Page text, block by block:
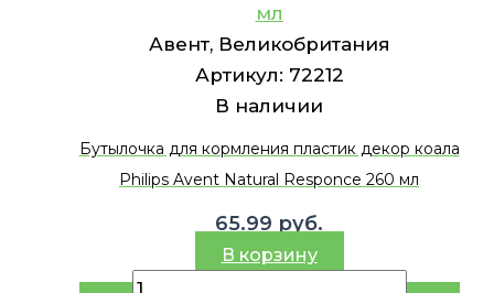
мл
Авент, Великобритания
Артикул: 72212
В наличии
Бутылочка для кормления пластик декор коала
Philips Avent Natural Responce 260 мл
65.99 руб.
В корзину